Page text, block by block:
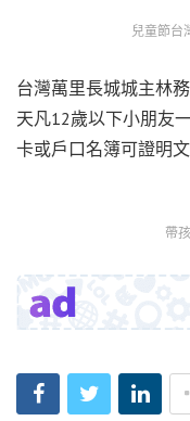
兒童節台
台灣萬里長城城主林
天凡12歲以下小朋友
卡或戶口名簿可證明
帶